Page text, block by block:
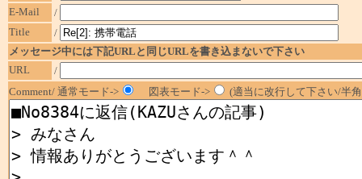
E-Mail
/
Title
/
メッセージ中には下記URLと同じURLを書き込まないで下さい
URL
/
Comment/ 通常モード->
図表モード-> (適当に改行して下さい/半